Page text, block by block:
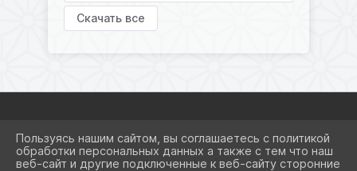
Скачать все
2026 Г. SCHOOL8KRSRM.RU
ВХОД
Пользуясь нашим сайтом, вы соглашаетесь с политикой
обработки персональных данных а также с тем что наш
веб-сайт и другие подключенные к веб-сайту сторонние